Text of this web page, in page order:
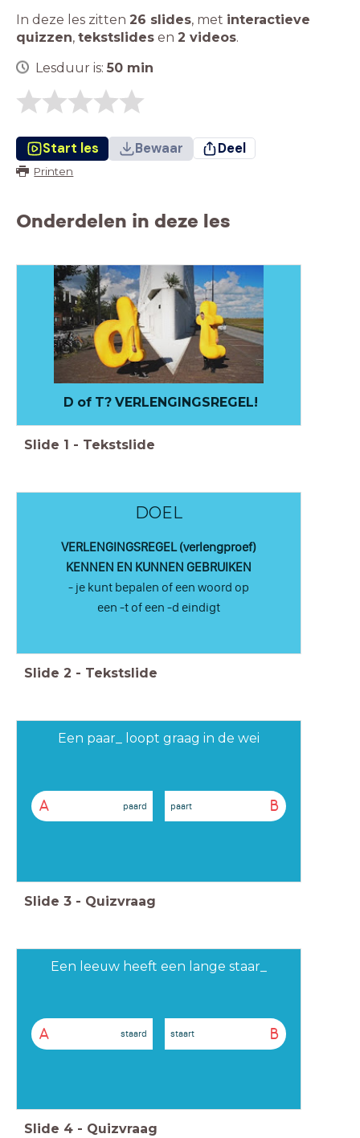
In deze les zitten 26 slides, met interactieve
quizzen, tekstslides en 2 videos.
Lesduur is: 50 min
Start les Bewaar Deel
Printen
Onderdelen in deze les
D of T? VERLENGINGSREGEL!
Slide 1 - Tekstslide
DOEL
VERLENGINGSREGEL (verlengproef)
KENNEN EN KUNNEN GEBRUIKEN
- je kunt bepalen of een woord op
een -t of een -d eindigt
Slide 2 - Tekstslide
Een paar_ loopt graag in de wei
A paard B
paart
Slide 3 - Quizvraag
Een leeuw heeft een lange staar_
A staard B
staart
Slide 4 - Quizvraag